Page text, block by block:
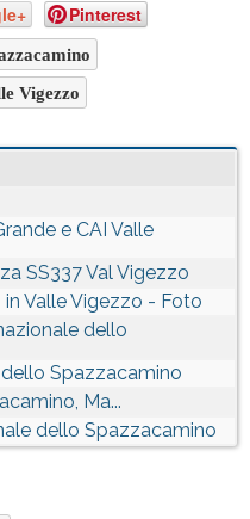
Pinterest
Vigezzo
e CAI Valle
SS337 Val Vigezzo
Valle Vigezzo - Foto
dello
Spazzacamino
Ma...
dello Spazzacamino